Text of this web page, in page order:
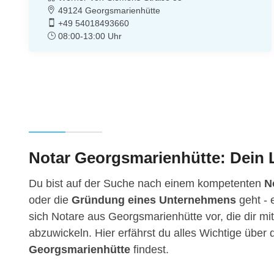
49124 Georgsmarienhütte
+49 54018493660
08:00-13:00 Uhr
Notar Georgsmarienhütte:
Du bist auf der Suche nach einem kompetenten
oder die Gründung eines Unternehmens geht -
sich Notare aus Georgsmarienhütte vor, die dir
abzuwickeln. Hier erfährst du alles Wichtige
Georgsmarienhütte findest.